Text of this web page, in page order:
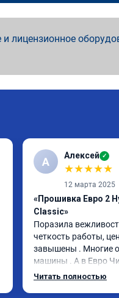
лицензионное
А Алексей ✓
★★★★★
12 марта 2025
«Прошивка Евро 2
Classic»
Поразила
четкость работы,
завышены . Многие
машины . А в Евро
проблем прошили
Читать полностью